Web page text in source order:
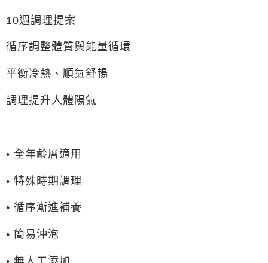
10週調理提案
循序調整體質與能量循環
平衡冷熱、順氣舒暢
調理提升人體陽氣
• 全年齡層適用
• 特殊時期調理
• 循序漸進補養
• 簡易沖泡